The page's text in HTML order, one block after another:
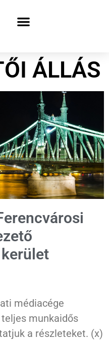
ÁLLÁS
médiacége
munkaidős
a részleteket. (x)